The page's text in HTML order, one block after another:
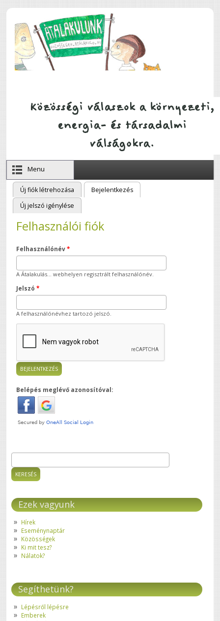
Menu
Elsődleges fülek
Új fiók létrehozása Bejelentkezés
Új jelszó igénylése
Felhasználói fiók
Felhasználónév*
A Átalakulás... webhelyen regisztrált felhasználónév.
Jelszó*
A felhasználónévhez tartozó jelszó.
Belépés meglévő azonosítóval:
Keresés űrlap
Ezek vagyunk
Hírek
Eseménynaptár
Közösségek
Ki mit tesz?
Nálatok?
Segíthetünk?
Lépésről lépésre
Emberek